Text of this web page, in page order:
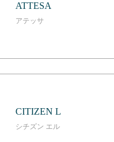
ATTESA
アテッサ
CITIZEN L
シチズン エル